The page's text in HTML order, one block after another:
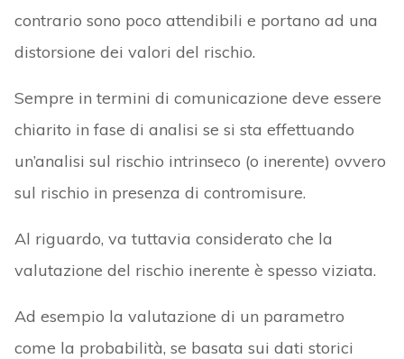
contrario sono poco attendibili e portano ad una
distorsione dei valori del rischio.
Sempre in termini di comunicazione deve essere
chiarito in fase di analisi se si sta effettuando
un’analisi sul rischio intrinseco (o inerente) ovvero
sul rischio in presenza di contromisure.
Al riguardo, va tuttavia considerato che la
valutazione del rischio inerente è spesso viziata.
Ad esempio la valutazione di un parametro
come la probabilità, se basata sui dati storici